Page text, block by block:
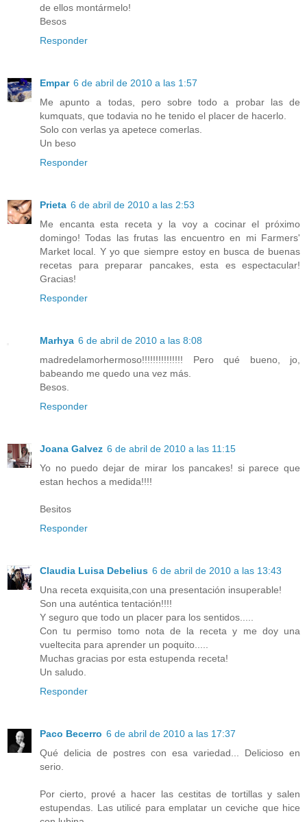
de ellos montármelo!
Besos
Responder
Empar 6 de abril de 2010 a las 1:57
Me apunto a todas, pero sobre todo a probar las de
kumquats, que todavia no he tenido el placer de hacerlo.
Solo con verlas ya apetece comerlas.
Un beso
Responder
Prieta 6 de abril de 2010 a las 2:53
Me encanta esta receta y la voy a cocinar el próximo
domingo! Todas las frutas las encuentro en mi Farmers'
Market local. Y yo que siempre estoy en busca de buenas
recetas para preparar pancakes, esta es espectacular!
Gracias!
Responder
Marhya 6 de abril de 2010 a las 8:08
madredelamorhermoso!!!!!!!!!!!!!!! Pero qué bueno, jo,
babeando me quedo una vez más.
Besos.
Responder
Joana Galvez 6 de abril de 2010 a las 11:15
Yo no puedo dejar de mirar los pancakes! si parece que
estan hechos a medida!!!!
Besitos
Responder
Claudia Luisa Debelius 6 de abril de 2010 a las 13:43
Una receta exquisita,con una presentación insuperable!
Son una auténtica tentación!!!!
Y seguro que todo un placer para los sentidos.....
Con tu permiso tomo nota de la receta y me doy una
vueltecita para aprender un poquito.....
Muchas gracias por esta estupenda receta!
Un saludo.
Responder
Paco Becerro 6 de abril de 2010 a las 17:37
Qué delicia de postres con esa variedad... Delicioso en
serio.
Por cierto, prové a hacer las cestitas de tortillas y salen
estupendas. Las utilicé para emplatar un ceviche que hice